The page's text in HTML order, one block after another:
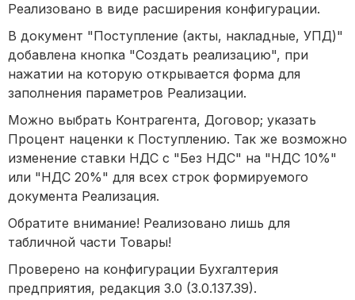
Реализовано в виде расширения конфигурации.
В документ "Поступление (акты, накладные, УПД)"
добавлена кнопка "Создать реализацию", при
нажатии на которую открывается форма для
заполнения параметров Реализации.
Можно выбрать Контрагента, Договор; указать
Процент наценки к Поступлению. Так же возможно
изменение ставки НДС с "Без НДС" на "НДС 10%"
или "НДС 20%" для всех строк формируемого
документа Реализация.
Обратите внимание! Реализовано лишь для
табличной части Товары!
Проверено на конфигурации Бухгалтерия
предприятия, редакция 3.0 (3.0.137.39).